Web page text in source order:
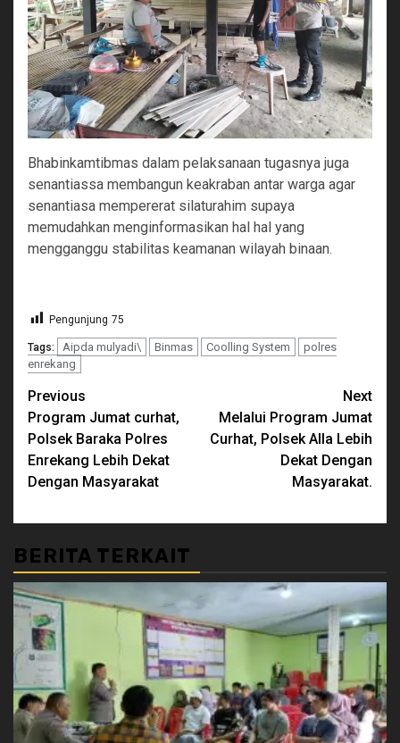
Bhabinkamtibmas dalam pelaksanaan tugasnya juga
senantiassa membangun keakraban antar warga agar
senantiasa mempererat silaturahim supaya
memudahkan menginformasikan hal hal yang
mengganggu stabilitas keamanan wilayah binaan.
Pengunjung 75
Tags: Aipda mulyadi\ Binmas Coolling System
polres
enrekang
Continue
Reading
Previous
Program Jumat curhat,
Polsek Baraka Polres
Enrekang Lebih Dekat
Dengan Masyarakat
Next
Melalui Program Jumat
Curhat, Polsek Alla Lebih
Dekat Dengan
Masyarakat.
BERITA TERKAIT